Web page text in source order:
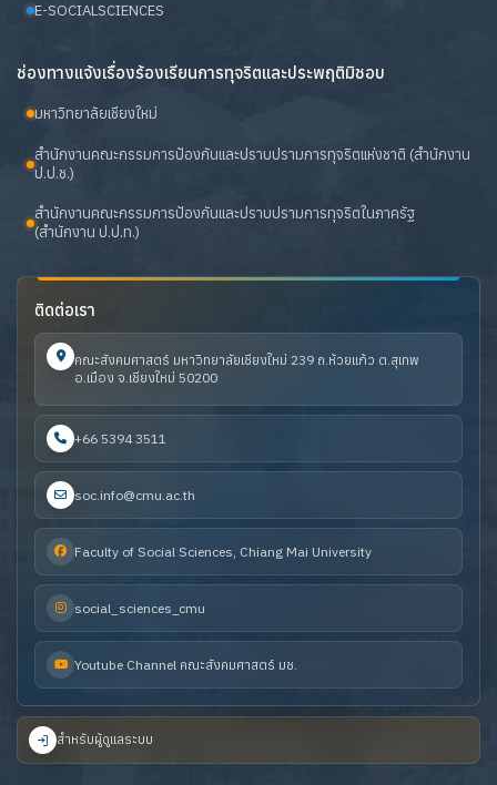
E-SOCIALSCIENCES
ช่องทางแจ้งเรื่องร้องเรียนการทุจริตและประพฤติมิชอบ
มหาวิทยาลัยเชียงใหม่
สำนักงานคณะกรรมการป้องกันและปราบปรามการทุจริตแห่งชาติ (สำนักงาน
ป.ป.ช.)
สำนักงานคณะกรรมการป้องกันและปราบปรามการทุจริตในภาครัฐ
(สำนักงาน ป.ป.ท.)
ติดต่อเรา
คณะสังคมศาสตร์ มหาวิทยาลัยเชียงใหม่ 239 ถ.ห้วยแก้ว ต.สุเทพ
อ.เมือง จ.เชียงใหม่ 50200
+66 5394 3511
soc.info@cmu.ac.th
Faculty of Social Sciences, Chiang Mai University
social_sciences_cmu
Youtube Channel คณะสังคมศาสตร์ มช.
สำหรับผู้ดูแลระบบ